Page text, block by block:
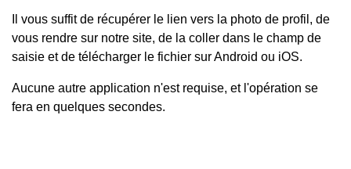
Il vous suffit de récupérer le lien vers la photo de profil, de
vous rendre sur notre site, de la coller dans le champ de
saisie et de télécharger le fichier sur Android ou iOS.
Aucune autre application n'est requise, et l'opération se
fera en quelques secondes.